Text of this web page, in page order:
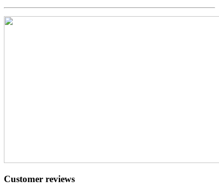
Customer reviews